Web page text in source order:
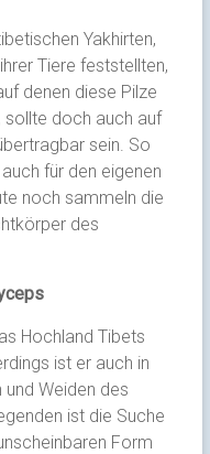
Yakhirten,
Tiere feststellten,
denen diese Pilze
sollte doch auch auf
sein. So
für den eigenen
noch sammeln die
des
Hochland Tibets
ist er auch in
Weiden des
ist die Suche
Form